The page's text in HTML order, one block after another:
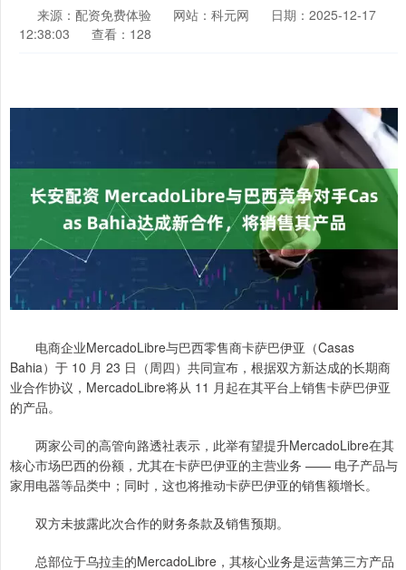
来源：配资免费体验 网站：科元网
日期：2025-12-17
12:38:03
查看：128
电商企业MercadoLibre与巴西零售商卡萨巴伊亚（Casas
Bahia）于 10 月 23 日（周四）共同宣布，根据双方新达成的长期商
业合作协议，MercadoLibre将从 11 月起在其平台上销售卡萨巴伊亚
的产品。
两家公司的高管向路透社表示，此举有望提升MercadoLibre在其
核心市场巴西的份额，尤其在卡萨巴伊亚的主营业务 —— 电子产品与
家用电器等品类中；同时，这也将推动卡萨巴伊亚的销售额增长。
双方未披露此次合作的财务条款及销售预期。
总部位于乌拉圭的MercadoLibre，其核心业务是运营第三方产品